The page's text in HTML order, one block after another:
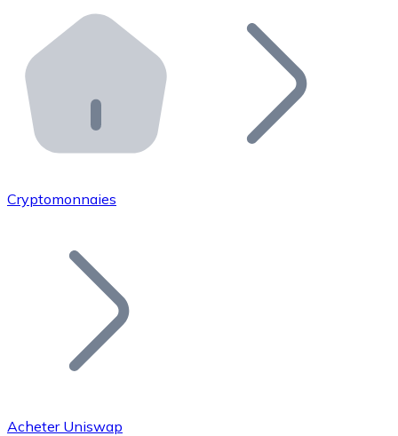
Distributeurs automatiques Bitnovo
Intégrez un ATM Bitnovo dans votre entreprise et
API Bitnovo
Intégrez notre API dans votre écosystème.
Rejoignez notre réseau de distributeurs et
Ajoutez le token de votre projet à notre service
Cryptomonnaies
Acheter Uniswap